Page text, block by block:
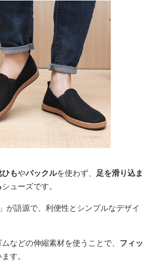
もやバックルを使わず、 足を滑り込ま
シューズです。
」が語源で、利便性とシンプルなデザイ
などの伸縮素材を使うことで、 フィッ
す。